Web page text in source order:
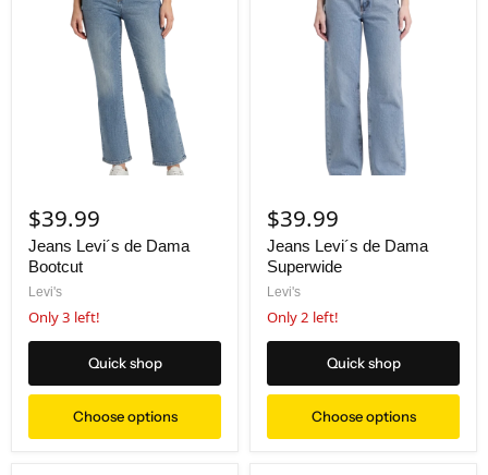
$39.99
Jeans Levi´s de Dama
Bootcut
Levi's
Only 3 left!
Quick shop
Choose options
$39.99
Jeans Levi´s de Dama
Superwide
Levi's
Only 2 left!
Quick shop
Choose options